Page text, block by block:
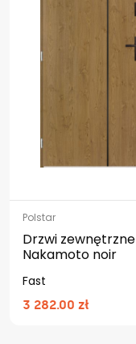
Polstar
Drzwi zewnętrzne
Nakamoto noir
Fast
3 282.00 zł